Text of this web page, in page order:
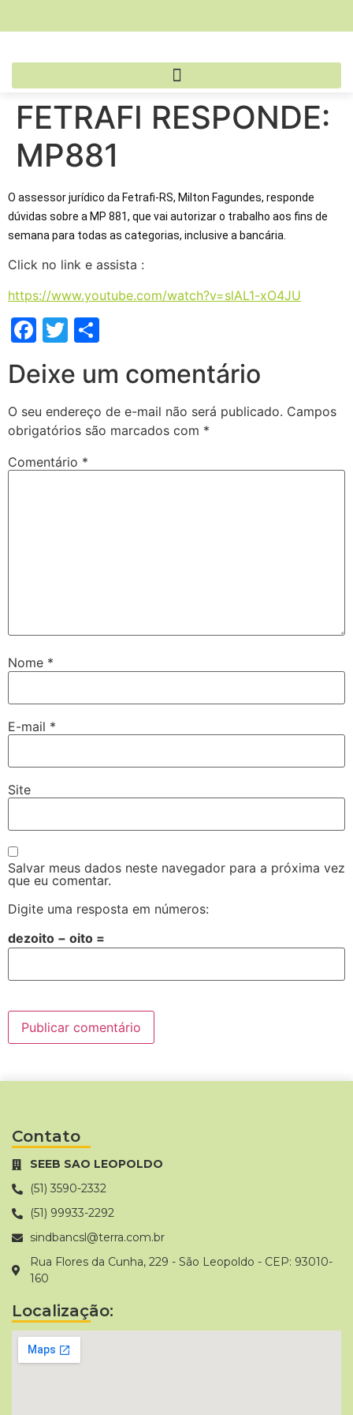
FETRAFI RESPONDE:
MP881
O assessor jurídico da Fetrafi-RS, Milton Fagundes, responde
dúvidas sobre a MP 881, que vai autorizar o trabalho aos fins de
semana para todas as categorias, inclusive a bancária.
Click no link e assista :
https://www.youtube.com/watch?v=slAL1-xO4JU
Facebook
Twitter
Deixe um comentário
O seu endereço de e-mail não será publicado. Campos
obrigatórios são marcados com *
Comentário *
Nome *
E-mail *
Site
Salvar meus dados neste navegador para a próxima vez
que eu comentar.
Digite uma resposta em números:
dezoito − oito =
Contato
SEEB SAO LEOPOLDO
(51) 3590-2332
(51) 99933-2292
sindbancsl@terra.com.br
Rua Flores da Cunha, 229 - São Leopoldo - CEP: 93010-
160
Localização: